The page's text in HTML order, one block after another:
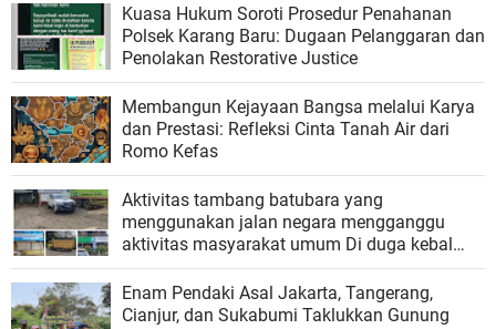
Kuasa Hukum Soroti Prosedur Penahanan
Polsek Karang Baru: Dugaan Pelanggaran dan
Penolakan Restorative Justice
Membangun Kejayaan Bangsa melalui Karya
dan Prestasi: Refleksi Cinta Tanah Air dari
Romo Kefas
Aktivitas tambang batubara yang
menggunakan jalan negara mengganggu
aktivitas masyarakat umum Di duga kebal
hukum
‎Enam Pendaki Asal Jakarta, Tangerang,
Cianjur, dan Sukabumi Taklukkan Gunung